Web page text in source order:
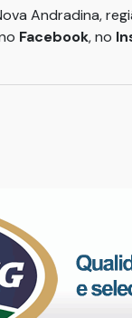
Andradina,
Facebook, no